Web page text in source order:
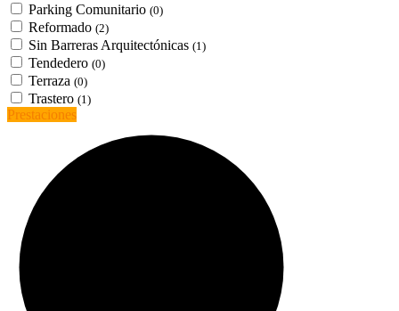
Parking Comunitario (0)
Reformado (2)
Sin Barreras Arquitectónicas (1)
Tendedero (0)
Terraza (0)
Trastero (1)
Prestaciones